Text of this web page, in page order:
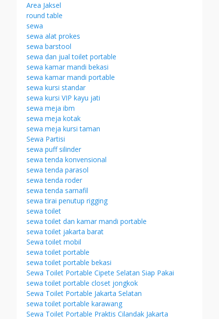
Area Jaksel
round table
sewa
sewa alat prokes
sewa barstool
sewa dan jual toilet portable
sewa kamar mandi bekasi
sewa kamar mandi portable
sewa kursi standar
sewa kursi VIP kayu jati
sewa meja ibm
sewa meja kotak
sewa meja kursi taman
Sewa Partisi
sewa puff silinder
sewa tenda konvensional
sewa tenda parasol
sewa tenda roder
sewa tenda sarnafil
sewa tirai penutup rigging
sewa toilet
sewa toilet dan kamar mandi portable
sewa toilet jakarta barat
Sewa toilet mobil
sewa toilet portable
sewa toilet portable bekasi
Sewa Toilet Portable Cipete Selatan Siap Pakai
sewa toilet portable closet jongkok
Sewa Toilet Portable Jakarta Selatan
sewa toilet portable karawang
Sewa Toilet Portable Praktis Cilandak Jakarta